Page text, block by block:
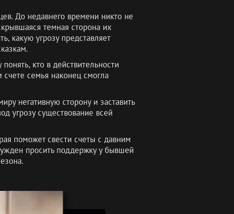
До недавнего времени никто не
темная сторона их
какую угрозу представляет
кто в действительности
семья наконец смогла
негативную сторону и заставить
угрозу существование всей
поможет свести счеты с давним
просить поддержку у бывшей